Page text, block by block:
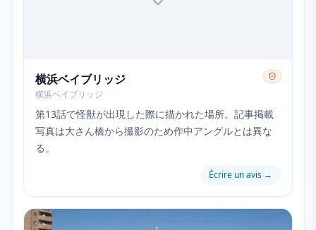
横浜ベイブリッジ
横浜ベイブリッジ
第13話で怪獣が出現した際に描かれた場所。記事掲載
写真は大さん橋から撮影のため作中アングルとは異な
る。
Écrire un avis →